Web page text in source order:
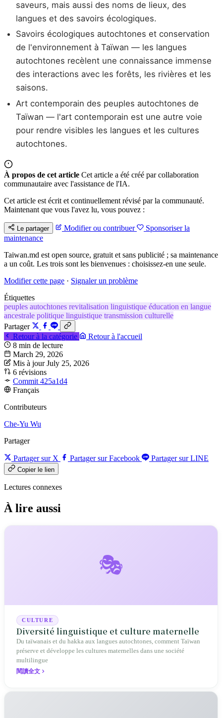
saveurs, mais aussi des noms de lieux, des
langues et des savoirs écologiques.
Savoirs écologiques autochtones et conservation
de l'environnement à Taïwan — les langues
autochtones recèlent une connaissance immense
des interactions avec les forêts, les rivières et les
saisons.
Art contemporain des peuples autochtones de
Taïwan — l'art contemporain est une autre voie
pour rendre visibles les langues et les cultures
autochtones.
À propos de cet article Cet article a été créé par collaboration
communautaire avec l'assistance de l'IA.
Cet article est écrit et continuellement révisé par la communauté.
Maintenant que vous l'avez lu, vous pouvez :
Le partager Modifier ou contribuer
Sponsoriser la
maintenance
Taiwan.md est open source, gratuit et sans publicité ; sa maintenance
a un coût. Les trois sont les bienvenues : choisissez-en une seule.
Modifier cette page · Signaler un problème
Étiquettes
peuples autochtones revitalisation linguistique éducation en langue
ancestrale politique linguistique transmission culturelle
Partager
Retour à la catégorie
Retour à l'accueil
8 min de lecture
March 29, 2026
Mis à jour July 25, 2026
6 révisions
Commit 425a1d4
Français
Contributeurs
Che-Yu Wu
Partager
Partager sur X Partager sur Facebook Partager sur LINE
Copier le lien
Lectures connexes
À lire aussi
🎭
CULTURE
Diversité linguistique et culture maternelle
Du taïwanais et du hakka aux langues autochtones, comment Taïwan
préserve et développe les cultures maternelles dans une société
multilingue
閱讀全文